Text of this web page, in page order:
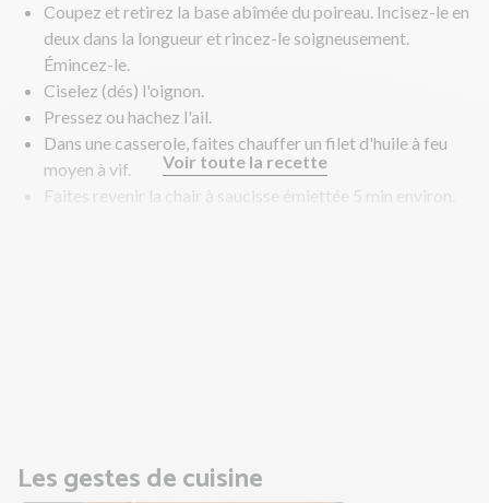
Coupez et retirez la base abîmée du poireau. Incisez-le en
deux dans la longueur et rincez-le soigneusement.
Émincez-le.
Ciselez (dés) l'oignon.
Pressez ou hachez l'ail.
Dans une casserole, faites chauffer un filet d'huile à feu
moyen à vif.
Faites revenir la chair à saucisse émiettée 5 min environ.
Voir toute la recette
Les gestes de cuisine